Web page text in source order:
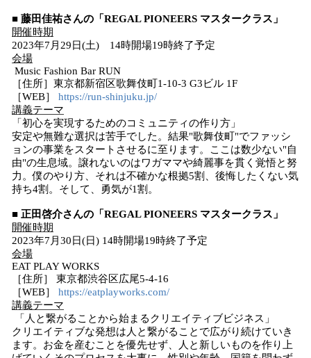
■ 藤田佳祐さんの「REGAL PIONEERS マスタークラス」
開催時期
2023年7月29日(土) 14時開場19時終了予定
会場
Music Fashion Bar RUN
［住所］東京都新宿区歌舞伎町1-10-3 G3ビル 1F
［WEB］ https://run-shinjuku.jp/
講義テーマ
「初心を実現するためのコミュニティの作り方」
安定や無難な選択は苦手でした。結果"歌舞伎町"でファッシ
ョンの事業をスタートさせるに至ります。ここは数少ない"自
由"の生息域。譲れないのはワガママや綺麗事を貫く覚悟と努
力。僕のやり方、それは不確かな根拠5割、後悔したくない気
持ち4割。そして、勇気が1割。
■ 正田啓介さんの「REGAL PIONEERS マスタークラス」
開催時期
2023年7月30日(日) 14時開場19時終了予定
会場
EAT PLAY WORKS
［住所］ 東京都渋谷区広尾5-4-16
［WEB］ https://eatplayworks.com/
講義テーマ
「人と繋がることから始まるクリエイティブビジネス」
クリエイティブな発想は人と繋がることで広がり続けていき
ます。お金を産むことを優先せず、人と新しいものを作り上